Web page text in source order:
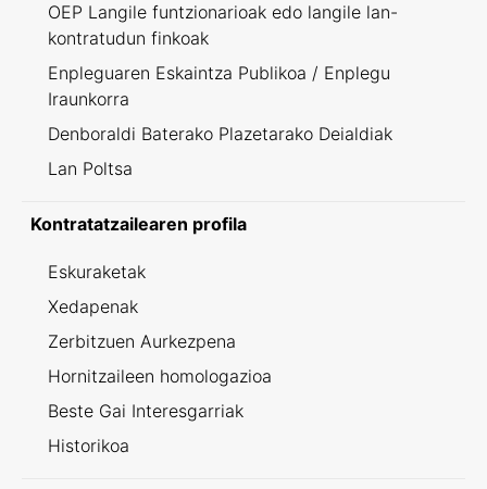
OEP Langile funtzionarioak edo langile lan-
kontratudun finkoak
Enpleguaren Eskaintza Publikoa / Enplegu
Iraunkorra
Denboraldi Baterako Plazetarako Deialdiak
Lan Poltsa
Kontratatzailearen profila
Eskuraketak
Xedapenak
Zerbitzuen Aurkezpena
Hornitzaileen homologazioa
Beste Gai Interesgarriak
Historikoa